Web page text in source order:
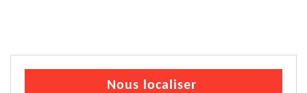
Nous localiser